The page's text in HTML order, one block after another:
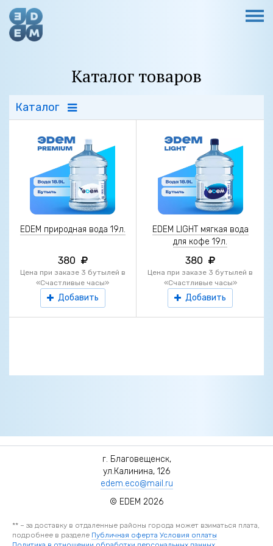
Каталог товаров
Каталог
EDEM природная вода 19л.
380
Цена при заказе 3 бутылей в
«Счастливые часы»
Добавить
EDEM LIGHT мягкая вода
для кофе 19л.
380
Цена при заказе 3 бутылей в
«Счастливые часы»
Добавить
г. Благовещенск,
ул.Калинина, 126
edem.eco@mail.ru
© EDEM 2026
** – за доставку в отдаленные районы города может взиматься плата,
подробнее в разделе Публичная оферта Условия оплаты